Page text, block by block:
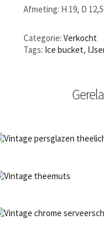
Afmeting: H 19, D
Categorie: Verkocht
Tags: Ice bucket,